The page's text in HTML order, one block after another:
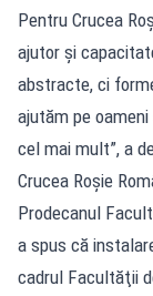
Pentru Crucea
ajutor şi
abstracte, ci
ajutăm pe
cel mai mult”, a
Crucea Roşie
Prodecanul
a spus că
cadrul Facultăţii